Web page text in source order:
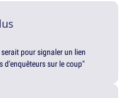
pour signaler un lien
d'enquêteurs sur le coup"